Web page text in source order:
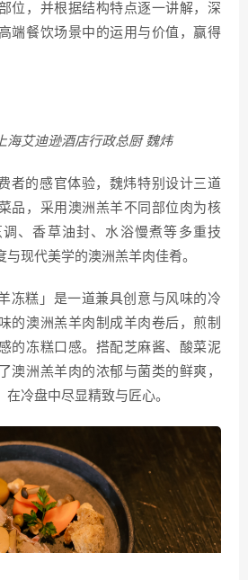
位，并根据结构特点逐一讲解，深
端餐饮场景中的运用与价值，赢得
海艾迪逊酒店行政总厨 魏炜
者的感官体验，魏炜特别设计三道
品，采用澳洲羔羊不同部位肉为核
、香草油封、水浴慢煮等多重技
现代美学的澳洲羔羊肉佳肴。
冻糕」是一道兼具创意与风味的冷
的澳洲羔羊肉制成羊肉卷后，煎制
的冻糕口感。搭配芝麻酱、酸菜泥
澳洲羔羊肉的浓郁与菌类的鲜爽，
冷盘中尽显精致与匠心。